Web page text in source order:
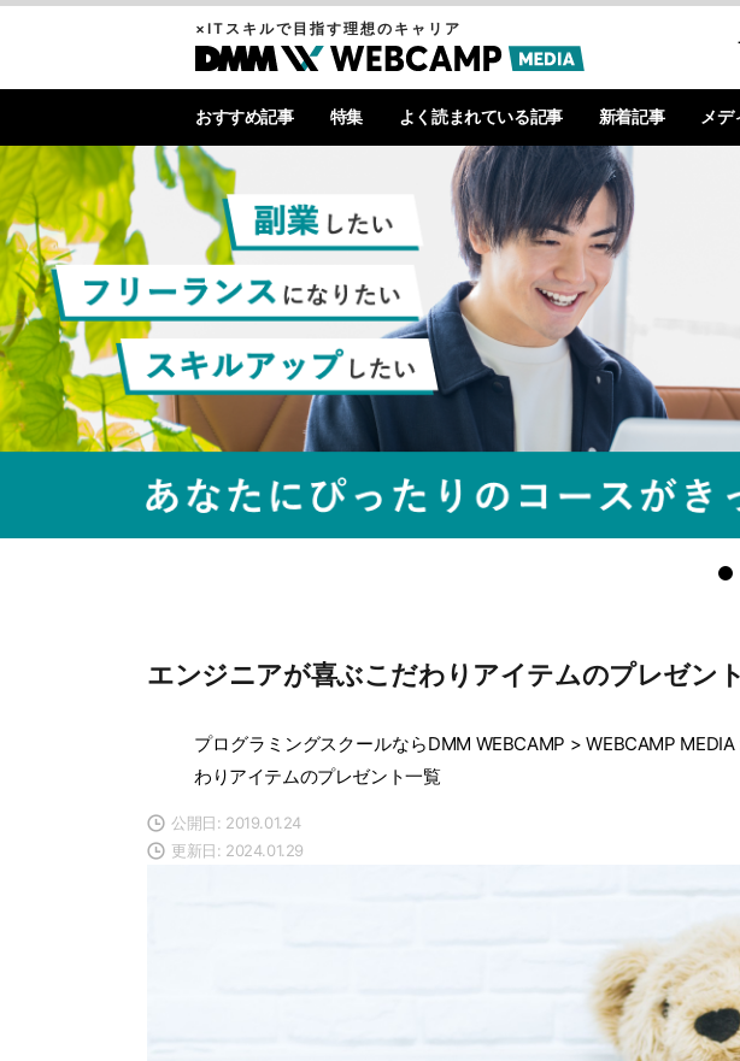
×ITスキルで目指す理想のキャリア
おすすめ記事 特集 よく読まれている記事 新着記事 メデ
エンジニアが喜ぶこだわりアイテムのプレゼン
プログラミングスクールならDMM WEBCAMP >WEBCAMP MEDIA
わりアイテムのプレゼント一覧
公開日: 2019.01.24
更新日: 2024.01.29